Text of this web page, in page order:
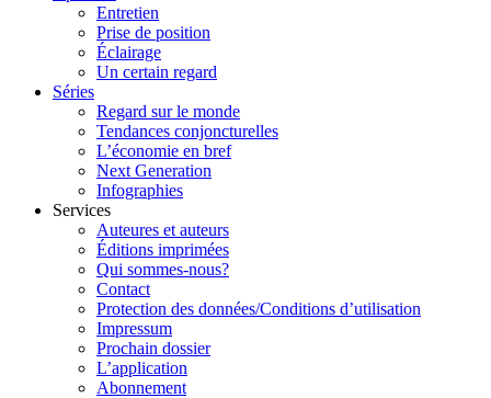
Entretien
Prise de position
Éclairage
Un certain regard
Séries
Regard sur le monde
Tendances conjoncturelles
L’économie en bref
Next Generation
Infographies
Services
Auteures et auteurs
Éditions imprimées
Qui sommes-nous?
Contact
Protection des données/Conditions d’utilisation
Impressum
Prochain dossier
L’application
Abonnement